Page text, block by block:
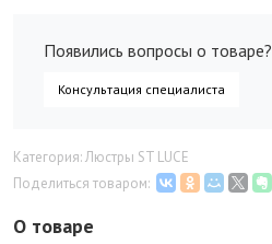
Появились вопросы о товаре?
Консультация специалиста
Категория: Люстры ST LUCE
Поделиться товаром:
О товаре